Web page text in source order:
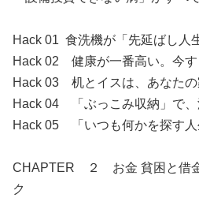
Hack 01 食洗機が「先延ばし人
Hack 02 健康が一番高い。今す
Hack 03 机とイスは、あなたの
Hack 04 「ぶっこみ収納」で、
Hack 05 「いつも何かを探す
CHAPTER ２ お金 貧困と借
ク